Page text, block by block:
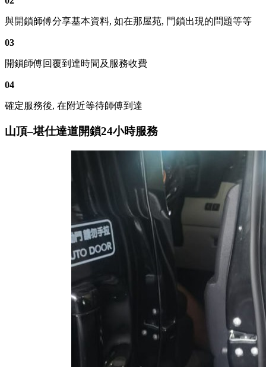
與開鎖師傅分享基本資料, 如在那屋苑, 門鎖出現的問題等等
03
開鎖師傅回覆到達時間及服務收費
04
確定服務後, 在附近等待師傅到達
山頂–堪仕達道開鎖24小時服務